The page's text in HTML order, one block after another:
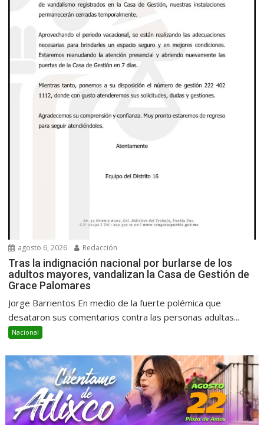
agosto 6, 2026 Redacción
Tras la indignación nacional por burlarse de los
adultos mayores, vandalizan la Casa de Gestión de
Grace Palomares
Jorge Barrientos En medio de la fuerte polémica que
desataron sus comentarios contra las personas adultas...
Nacional